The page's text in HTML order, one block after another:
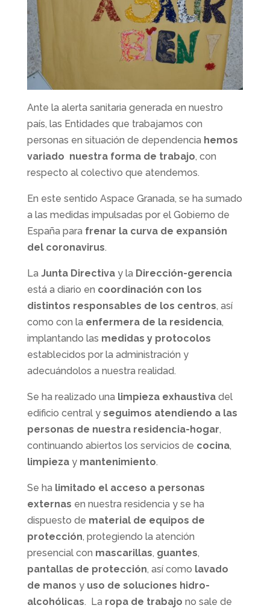
Ante la alerta sanitaria generada en nuestro
país, las Entidades que trabajamos con
personas en situación de dependencia hemos
variado nuestra forma de trabajo, con
respecto al colectivo que atendemos.
En este sentido Aspace Granada, se ha sumado
a las medidas impulsadas por el Gobierno de
España para frenar la curva de expansión
del coronavirus.
La Junta Directivay la Dirección-gerencia
está a diario en coordinación con los
distintos responsables de los centros, así
como con la enfermera de la residencia,
implantando las medidas y protocolos
establecidos por la administración y
adecuándolos a nuestra realidad.
Se ha realizado una limpieza exhaustivadel
edificio central y seguimos atendiendo a las
personas de nuestra residencia-hogar,
continuando abiertos los servicios de cocina,
limpiezay mantenimiento.
Se ha limitado el acceso a personas
externas en nuestra residencia y se ha
dispuesto de material de equipos de
protección, protegiendo la atención
presencial con mascarillas, guantes,
pantallas de protección, así como lavado
de manos y uso de soluciones hidro-
alcohólicas. La ropa de trabajo no sale de